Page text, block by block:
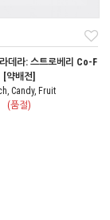
데라: 스트로베리 Co-F
[약배전]
Candy, Fruit
(품절)